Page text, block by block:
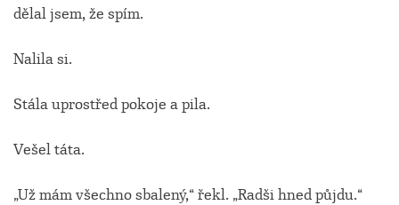
dělal jsem, že spím.
Nalila si.
Stála uprostřed pokoje a pila.
Vešel táta.
„Už mám všechno sbalený,“ řekl. „Radši hned půjdu.“